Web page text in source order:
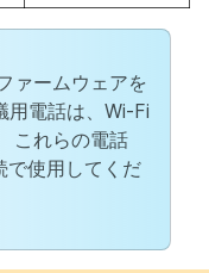
ァームウェアを
電話は、Wi-Fi
これらの電話
で使用してくだ